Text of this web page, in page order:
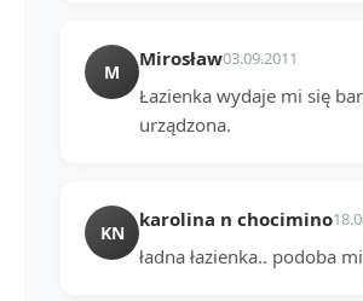
M
Mirosław03.09.2011
Łazienka wydaje mi się
urządzona.
KN
karolina n chocimino
ładna łazienka.. podoba